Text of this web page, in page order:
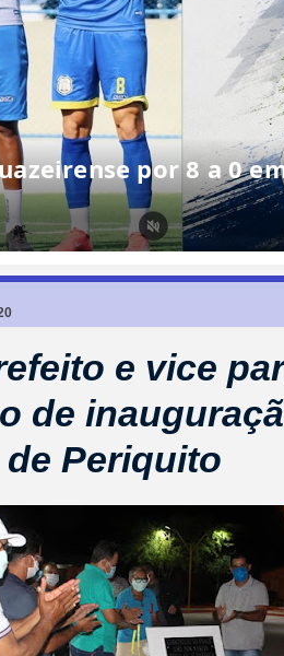
por 8 a 0
e vice
de
Periquito